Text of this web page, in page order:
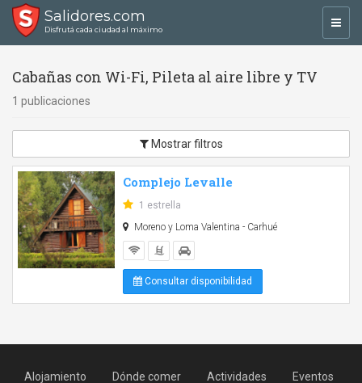
Salidores.com
Disfrutá cada ciudad al máximo
Cabañas con Wi-Fi, Pileta al aire libre y TV
1 publicaciones
Mostrar filtros
Complejo Levalle
1 estrella
Moreno y Loma Valentina - Carhué
Consultar disponibilidad
Alojamiento Dónde comer Actividades Eventos